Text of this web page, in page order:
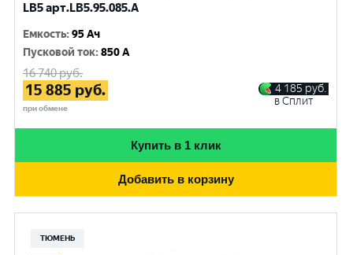
LB5 арт.LВ5.95.085.A
Емкость:95 Ач
Пусковой ток:850 A
16 740руб.
15 885 руб.
при обмене
4 185 руб.
в Сплит
Купить в 1 клик
Добавить в корзину
ТЮМЕНЬ